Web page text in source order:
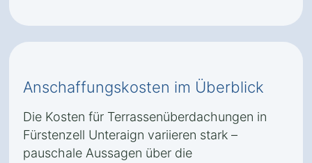
Anschaffungskosten im Überblick
Die Kosten für Terrassenüberdachungen in
Fürstenzell Unteraign variieren stark –
pauschale Aussagen über die